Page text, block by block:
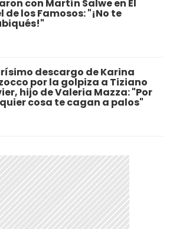
con Martín Salwe en El
de los Famosos: "¡No te
descargo de Karina
por la golpiza a Tiziano
hijo de Valeria Mazza: "Por
cosa te cagan a palos"